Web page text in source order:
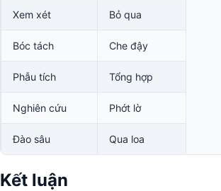
Xem xét Bỏ qua
Bóc tách Che đậy
Phẫu tích Tổng hợp
Nghiên cứu Phớt lờ
Đào sâu Qua loa
Kết luận